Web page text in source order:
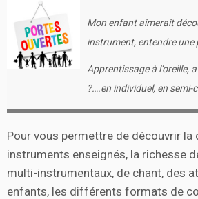
Mon enfant aimerait
instrument, entendre
Apprentissage à l’oreille,
?….en individuel, en semi-
Pour vous permettre de découvrir la
instruments enseignés, la richesse
multi-instrumentaux, de chant, des
enfants, les différents formats de